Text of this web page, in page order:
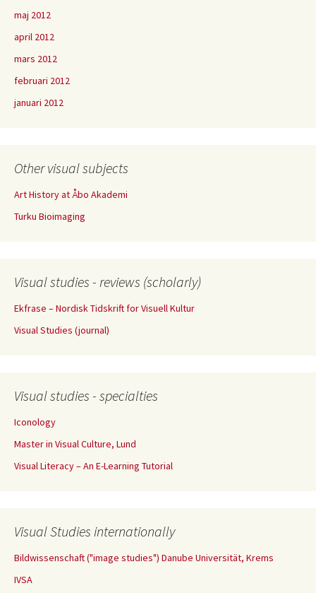
maj 2012
april 2012
mars 2012
februari 2012
januari 2012
Other visual subjects
Art History at Åbo Akademi
Turku Bioimaging
Visual studies - reviews (scholarly)
Ekfrase – Nordisk Tidskrift for Visuell Kultur
Visual Studies (journal)
Visual studies - specialties
Iconology
Master in Visual Culture, Lund
Visual Literacy – An E-Learning Tutorial
Visual Studies internationally
Bildwissenschaft ("image studies") Danube Universität, Krems
IVSA